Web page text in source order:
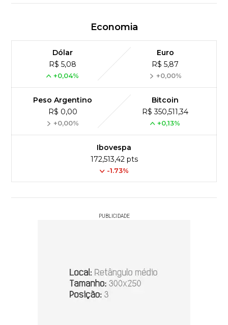
Economia
Dólar
R$ 5,08
+0,04%
Euro
R$ 5,87
+0,00%
Peso Argentino
R$ 0,00
+0,00%
Bitcoin
R$ 350,511,34
+0,13%
Ibovespa
172,513,42 pts
-1.73%
PUBLICIDADE